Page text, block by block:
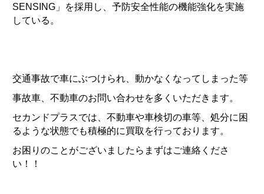
SENSING」を採用し、予防安全性能の機能強化を実施
している。
交通事故で車にぶつけられ、動かなくなってしまった等
事故車、不動車のお問い合わせを多くいただきます。
セカンドプラスでは、不動車や車検切の車等、処分に困
るような状態でも積極的に買取を行っております。
お困りのことがございましたらまずはご連絡くださ
い！！